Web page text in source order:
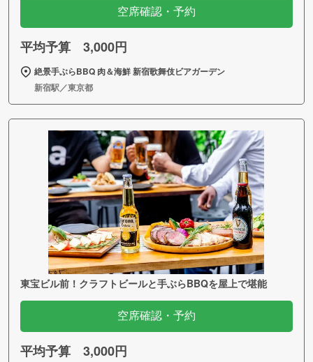
空席確認・予約
平均予算 3,000円
絶景手ぶらBBQ 肉＆海鮮 新宿歌舞伎ビアガーデン
新宿駅／東京都
東宝ビル前！クラフトビールと手ぶらBBQを屋上で堪能
空席確認・予約
平均予算 3,000円